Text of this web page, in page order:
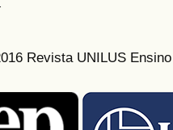
Revista UNILUS